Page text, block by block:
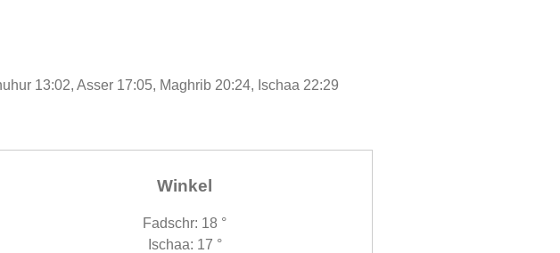
13:02, Asser 17:05, Maghrib 20:24, Ischaa 22:29
Winkel
Fadschr: 18 °
Ischaa: 17 °